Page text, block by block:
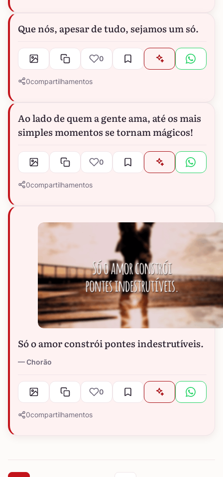
Que nós, apesar de tudo, sejamos um só.
0
0compartilhamentos
Ao lado de quem a gente ama, até os mais
simples momentos se tornam mágicos!
0
0compartilhamentos
Só o amor constrói pontes indestrutíveis.
Chorão
0
0compartilhamentos